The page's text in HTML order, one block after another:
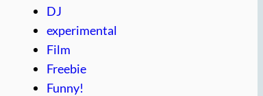
DJ
experimental
Film
Freebie
Funny!